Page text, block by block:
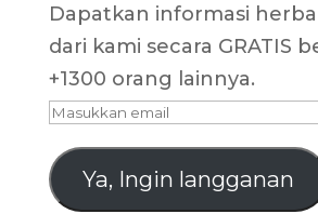
Dapatkan informasi
dari kami secara GRATIS
+1300 orang lainnya.
Masukkan
email
Ya, Ingin langganan